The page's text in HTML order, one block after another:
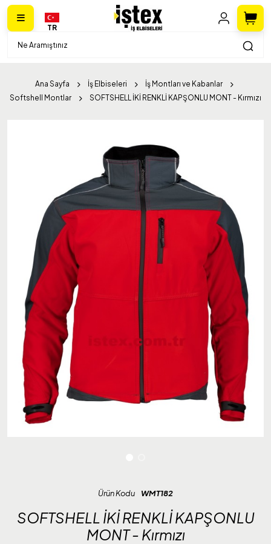
TR
Ana Sayfa İş Elbiseleri
İş Montları ve Kabanlar
Softshell Montlar
SOFTSHELL İKİ RENKLİ KAPŞONLU MONT - Kırmızı
Ürün Kodu WMT182
SOFTSHELL İKİ RENKLİ KAPŞONLU
MONT - Kırmızı